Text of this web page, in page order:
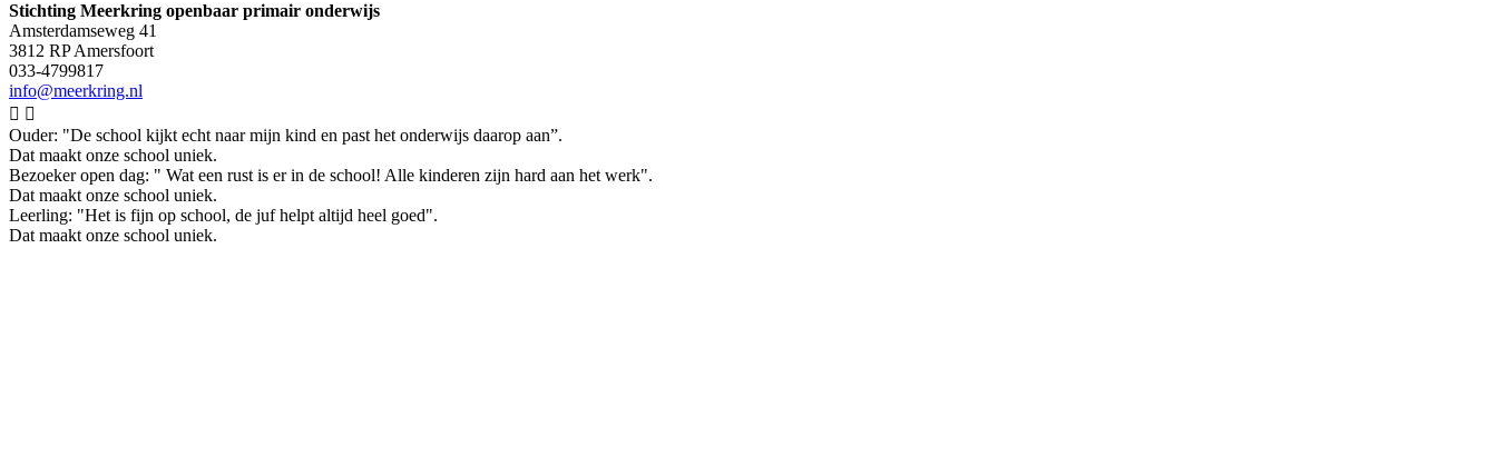
Stichting Meerkring openbaar primair onderwijs
Amsterdamseweg 41
3812 RP Amersfoort
033-4799817
info@meerkring.nl
 
Ouder: "De school kijkt echt naar mijn kind en past het onderwijs daarop aan”.
Dat maakt onze school uniek.
Bezoeker open dag: " Wat een rust is er in de school! Alle kinderen zijn hard aan het werk".
Dat maakt onze school uniek.
Leerling: "Het is fijn op school, de juf helpt altijd heel goed".
Dat maakt onze school uniek.